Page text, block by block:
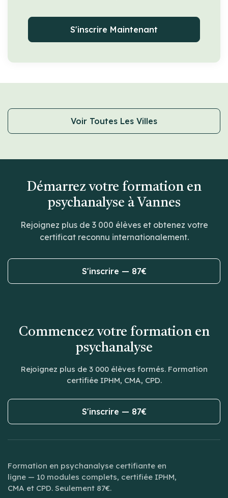
S'inscrire Maintenant
Voir Toutes Les Villes
Démarrez votre formation en
psychanalyse à Vannes
Rejoignez plus de 3 000 élèves et obtenez votre
certificat reconnu internationalement.
S'inscrire — 87€
Commencez votre formation en
psychanalyse
Rejoignez plus de 3 000 élèves formés. Formation
certifiée IPHM, CMA, CPD.
S'inscrire — 87€
Formation en psychanalyse certifiante en
ligne — 10 modules complets, certifiée IPHM,
CMA et CPD. Seulement 87€.